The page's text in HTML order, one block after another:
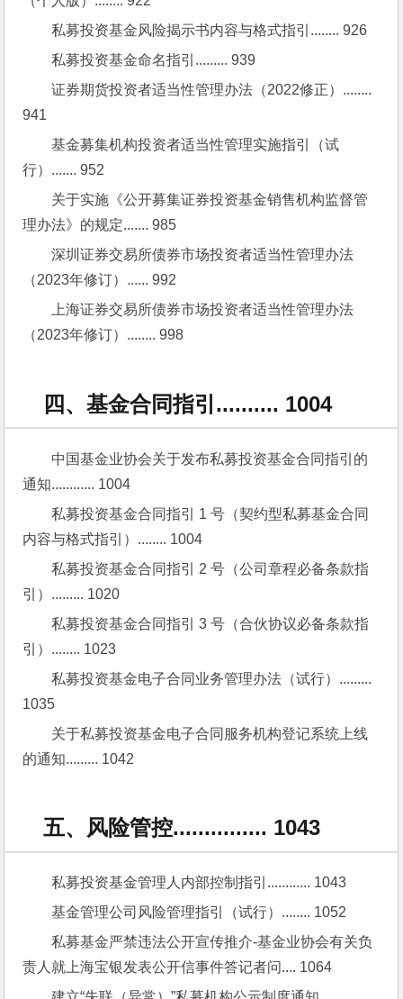
私募投资基金风险揭示书内容与格式指引........ 926
私募投资基金命名指引......... 939
证券期货投资者适当性管理办法（2022修正）........
941
基金募集机构投资者适当性管理实施指引（试
行）....... 952
关于实施《公开募集证券投资基金销售机构监督管
理办法》的规定....... 985
深圳证券交易所债券市场投资者适当性管理办法
（2023年修订）...... 992
上海证券交易所债券市场投资者适当性管理办法
（2023年修订）........ 998
四、基金合同指引.......... 1004
中国基金业协会关于发布私募投资基金合同指引的
通知............ 1004
私募投资基金合同指引 1 号（契约型私募基金合同
内容与格式指引）........ 1004
私募投资基金合同指引 2 号（公司章程必备条款指
引）......... 1020
私募投资基金合同指引 3 号（合伙协议必备条款指
引）........ 1023
私募投资基金电子合同业务管理办法（试行）.........
1035
关于私募投资基金电子合同服务机构登记系统上线
的通知......... 1042
五、风险管控............... 1043
私募投资基金管理人内部控制指引............ 1043
基金管理公司风险管理指引（试行）........ 1052
私募基金严禁违法公开宣传推介-基金业协会有关负
责人就上海宝银发表公开信事件答记者问.... 1064